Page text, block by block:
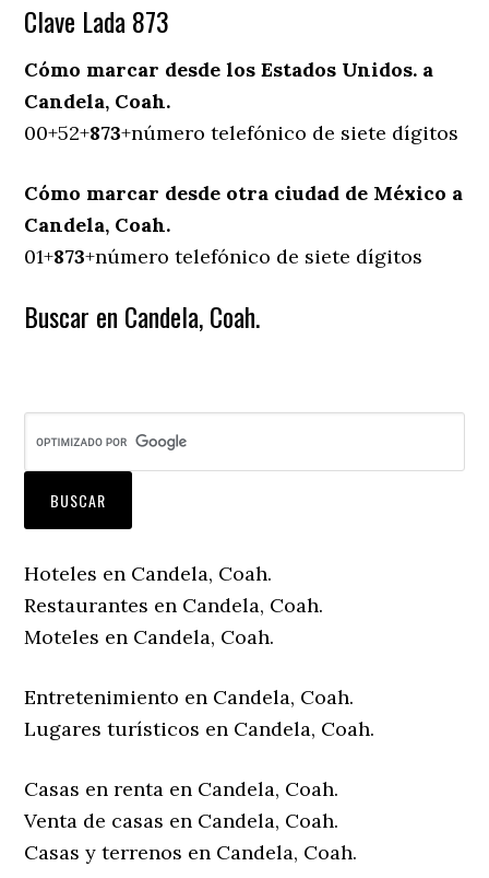
Clave Lada 873
Cómo marcar desde los Estados Unidos. a
Candela, Coah.
00+52+873+número telefónico de siete dígitos
Cómo marcar desde otra ciudad de México a
Candela, Coah.
01+873+número telefónico de siete dígitos
Buscar en Candela, Coah.
Hoteles en Candela, Coah.
Restaurantes en Candela, Coah.
Moteles en Candela, Coah.
Entretenimiento en Candela, Coah.
Lugares turísticos en Candela, Coah.
Casas en renta en Candela, Coah.
Venta de casas en Candela, Coah.
Casas y terrenos en Candela, Coah.